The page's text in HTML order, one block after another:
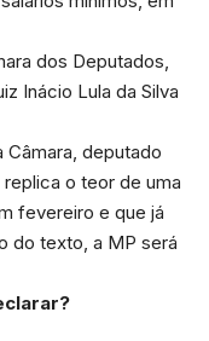
dos Deputados,
Inácio Lula da Silva
deputado
o teor de uma
fevereiro e que já
do texto, a MP será